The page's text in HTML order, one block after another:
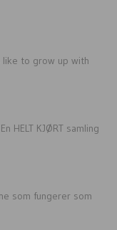
like to grow up with
HELT KJØRT samling
som fungerer som